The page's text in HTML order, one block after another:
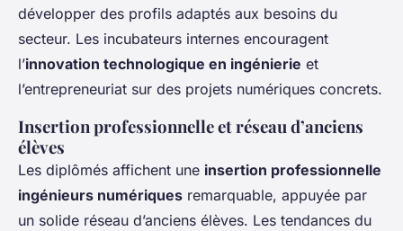
développer des profils adaptés aux besoins du
secteur. Les incubateurs internes encouragent
l’innovation technologique en ingénierie et
l’entrepreneuriat sur des projets numériques concrets.
Insertion professionnelle et réseau d’anciens
élèves
Les diplômés affichent une insertion professionnelle
ingénieurs numériques remarquable, appuyée par
un solide réseau d’anciens élèves. Les tendances du